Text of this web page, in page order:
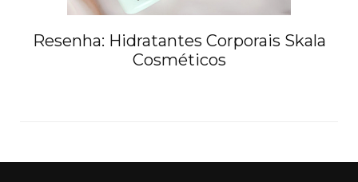
Resenha: Hidratantes Corporais Skala
Cosméticos